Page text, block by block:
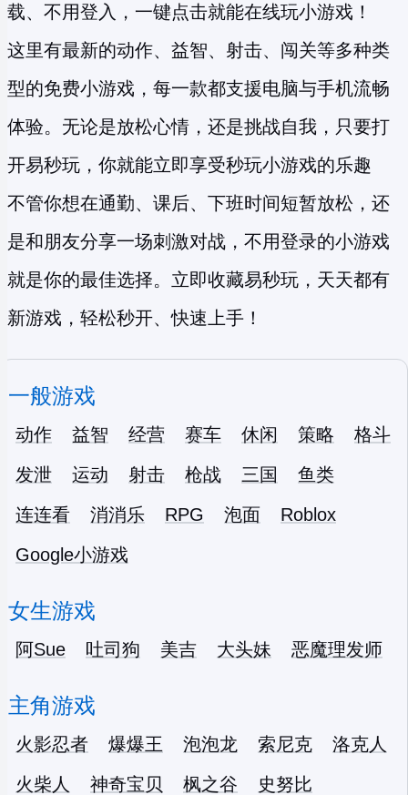
载、不用登入，一键点击就能在线玩小游戏！
这里有最新的动作、益智、射击、闯关等多种类
型的免费小游戏 ，每一款都支援电脑与手机流畅
体验。无论是放松心情，还是挑战自我，只要打
开易秒玩，你就能立即享受秒玩小游戏的乐趣
不管你想在通勤、课后、下班时间短暂放松，还
是和朋友分享一场刺激对战，不用登录的小游戏
就是你的最佳选择。立即收藏易秒玩，天天都有
新游戏，轻松秒开、快速上手！
一般游戏
动作 益智 经营 赛车 休闲 策略
格斗
发泄
运动 射击 枪战 三国
鱼类
连连看
消消乐 RPG 泡面
Roblox
Google小游戏
女生游戏
阿Sue 吐司狗 美吉 大头妹 恶魔理发师
主角游戏
火影忍者 爆爆王 泡泡龙 索尼克
洛克人
火柴人
神奇宝贝 枫之谷
史努比